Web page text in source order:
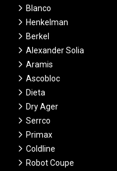
Blanco
Henkelman
Berkel
Alexander Solia
Aramis
Ascobloc
Dieta
Dry Ager
Serrco
Primax
Coldline
Robot Coupe